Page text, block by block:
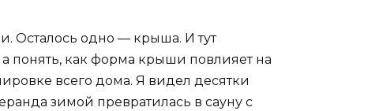
Осталось одно — крыша. И тут
а понять, как форма крыши повлияет на
всего дома. Я видел десятки
зимой превратилась в сауну с